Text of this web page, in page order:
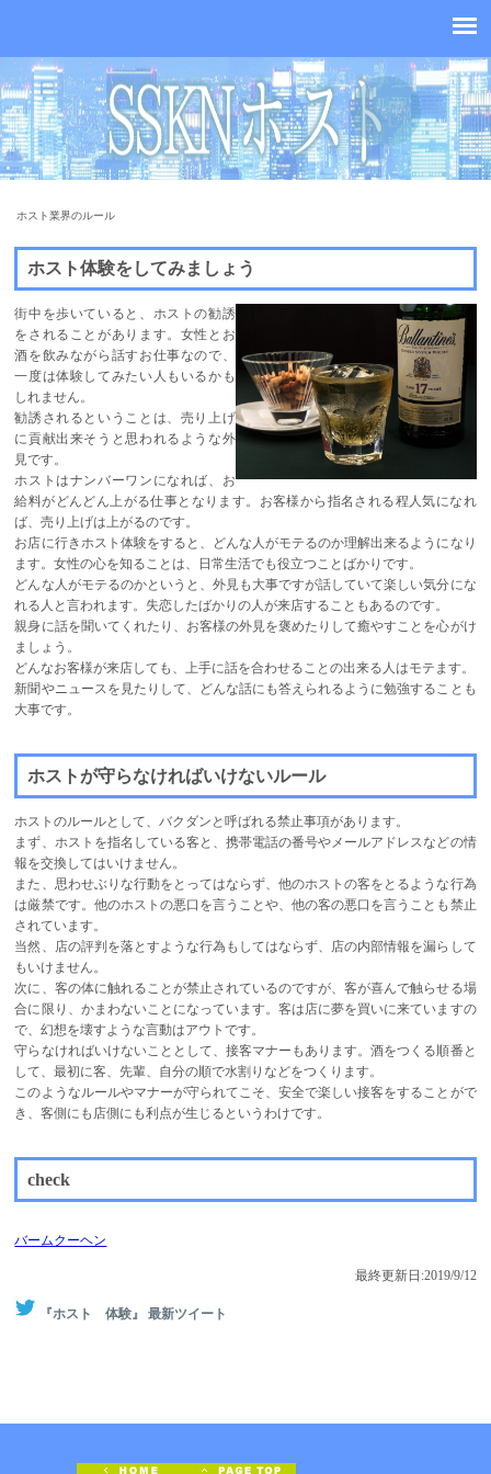
ホスト業界のルール
ホスト体験をしてみましょう
街中を歩いていると、ホストの勧誘
をされることがあります。女性とお
酒を飲みながら話すお仕事なので、
一度は体験してみたい人もいるかも
しれません。
勧誘されるということは、売り上げ
に貢献出来そうと思われるような外
見です。
ホストはナンバーワンになれば、お
給料がどんどん上がる仕事となります。お客様から指名される程人気になれ
ば、売り上げは上がるのです。
お店に行きホスト体験をすると、どんな人がモテるのか理解出来るようになり
ます。女性の心を知ることは、日常生活でも役立つことばかりです。
どんな人がモテるのかというと、外見も大事ですが話していて楽しい気分にな
れる人と言われます。失恋したばかりの人が来店することもあるのです。
親身に話を聞いてくれたり、お客様の外見を褒めたりして癒やすことを心がけ
ましょう。
どんなお客様が来店しても、上手に話を合わせることの出来る人はモテます。
新聞やニュースを見たりして、どんな話にも答えられるように勉強することも
大事です。
ホストが守らなければいけないルール
ホストのルールとして、バクダンと呼ばれる禁止事項があります。
まず、ホストを指名している客と、携帯電話の番号やメールアドレスなどの情
報を交換してはいけません。
また、思わせぶりな行動をとってはならず、他のホストの客をとるような行為
は厳禁です。他のホストの悪口を言うことや、他の客の悪口を言うことも禁止
されています。
当然、店の評判を落とすような行為もしてはならず、店の内部情報を漏らして
もいけません。
次に、客の体に触れることが禁止されているのですが、客が喜んで触らせる場
合に限り、かまわないことになっています。客は店に夢を買いに来ていますの
で、幻想を壊すような言動はアウトです。
守らなければいけないこととして、接客マナーもあります。酒をつくる順番と
して、最初に客、先輩、自分の順で水割りなどをつくります。
このようなルールやマナーが守られてこそ、安全で楽しい接客をすることがで
き、客側にも店側にも利点が生じるというわけです。
check
バームクーヘン
最終更新日:2019/9/12
『ホスト 体験』 最新ツイート